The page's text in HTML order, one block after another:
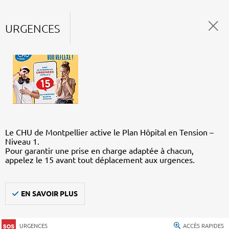
URGENCES
Le CHU de Montpellier active le Plan Hôpital en Tension –
Niveau 1.
Pour garantir une prise en charge adaptée à chacun,
appelez le 15 avant tout déplacement aux urgences.
EN SAVOIR PLUS
URGENCES ACCÈS RAPIDES